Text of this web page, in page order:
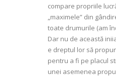
compare propriile
„maximele” din
toate drumurile (am
Dar nu de această
e dreptul lor să
pentru a fi pe placul
unei asemenea